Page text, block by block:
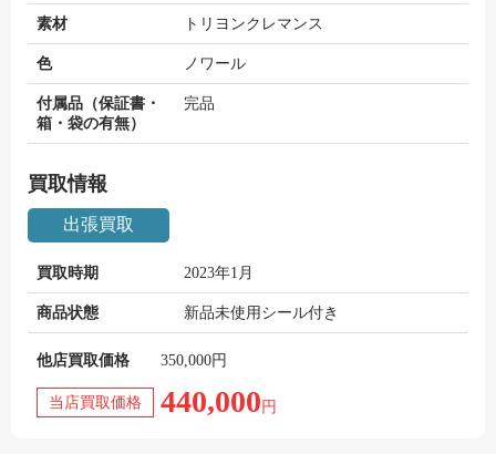
素材 トリヨンクレマンス
色 ノワール
付属品（保証書・
箱・袋の有無）
完品
買取情報
出張買取
買取時期 2023年1月
商品状態 新品未使用シール付き
他店買取価格 350,000円
当店買取価格 440,000 円